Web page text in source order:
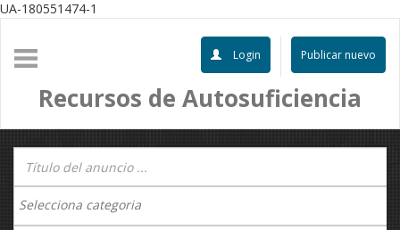
UA-180551474-1
Publicar nuevo
Login
Recursos de Autosuficiencia